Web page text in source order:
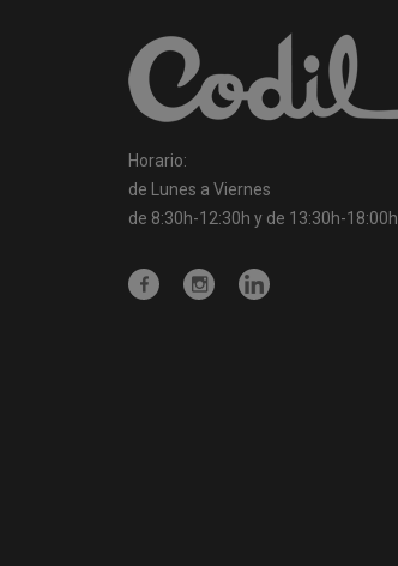
Horario:
de Lunes a Viernes
de 8:30h-12:30h y de 13:30h-18:00h